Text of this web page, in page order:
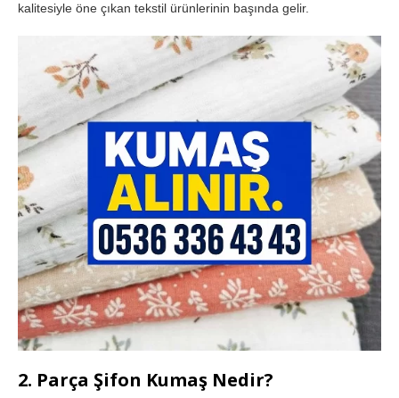
kalitesiyle öne çıkan tekstil ürünlerinin başında gelir.
2. Parça Şifon Kumaş Nedir?